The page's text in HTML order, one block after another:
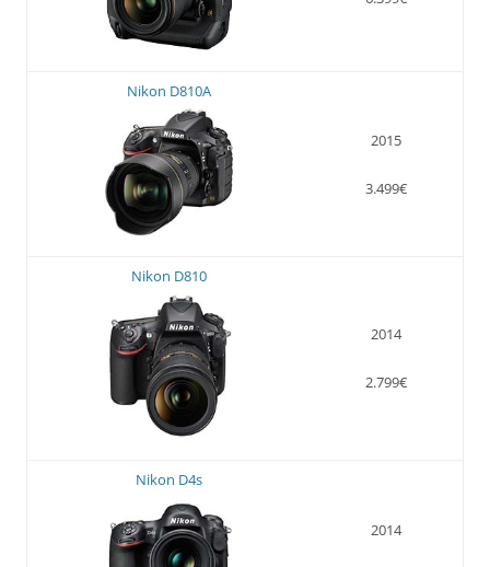
Nikon D810A
2015
3.499€
Nikon D810
2014
2.799€
Nikon D4s
2014